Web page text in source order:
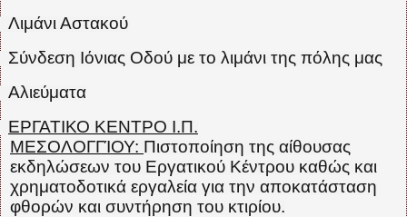
Λιμάνι Αστακού
Σύνδεση Ιόνιας Οδού με το λιμάνι της πόλης μας
Αλιεύματα
ΕΡΓΑΤΙΚΟ ΚΕΝΤΡΟ Ι.Π.
ΜΕΣΟΛΟΓΓΊΟΥ: Πιστοποίηση της αίθουσας
εκδηλώσεων του Εργατικού Κέντρου καθώς και
χρηματοδοτικά εργαλεία για την αποκατάσταση
φθορών και συντήρηση του κτιρίου.